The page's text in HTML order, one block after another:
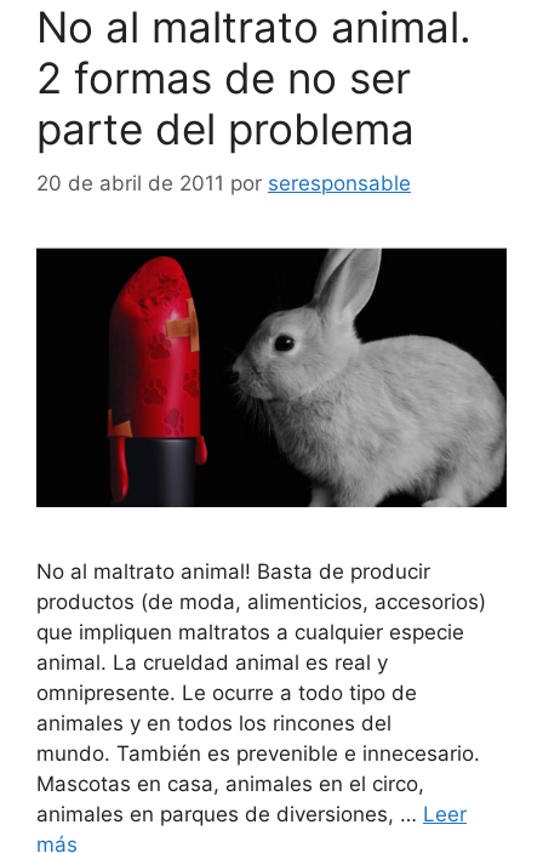
No al maltrato animal.
2 formas de no ser
parte del problema
20 de abril de 2011 por seresponsable
No al maltrato animal! Basta de producir
productos (de moda, alimenticios, accesorios)
que impliquen maltratos a cualquier especie
animal. La crueldad animal es real y
omnipresente. Le ocurre a todo tipo de
animales y en todos los rincones del
mundo. También es prevenible e innecesario.
Mascotas en casa, animales en el circo,
animales en parques de diversiones, … Leer
más